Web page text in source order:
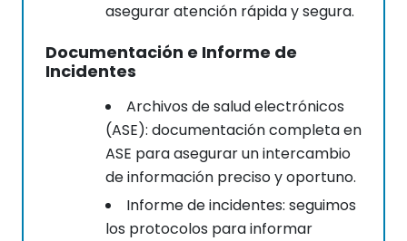
asegurar atención rápida y segura.
Documentación e Informe de
Incidentes
Archivos de salud electrónicos
(ASE): documentación completa en
ASE para asegurar un intercambio
de información preciso y oportuno.
Informe de incidentes: seguimos
los protocolos para informar